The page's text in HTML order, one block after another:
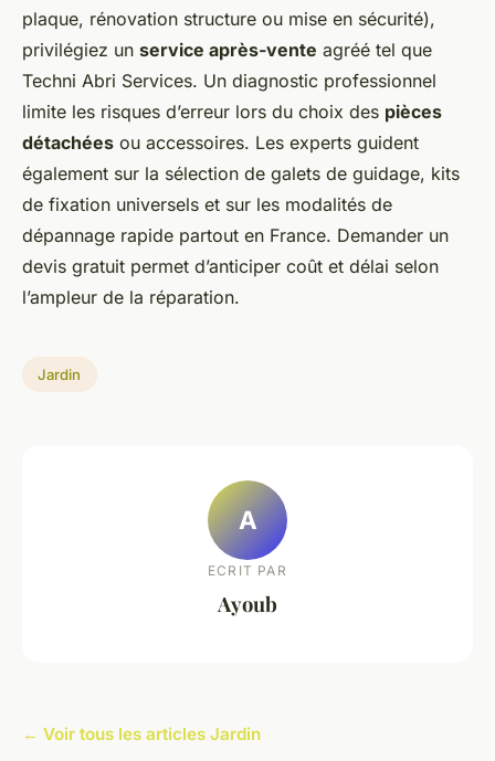
plaque, rénovation structure ou mise en sécurité),
privilégiez un service après-vente agréé tel que
Techni Abri Services. Un diagnostic professionnel
limite les risques d’erreur lors du choix des pièces
détachées ou accessoires. Les experts guident
également sur la sélection de galets de guidage, kits
de fixation universels et sur les modalités de
dépannage rapide partout en France. Demander un
devis gratuit permet d’anticiper coût et délai selon
l’ampleur de la réparation.
Jardin
A
ECRIT PAR
Ayoub
← Voir tous les articles Jardin